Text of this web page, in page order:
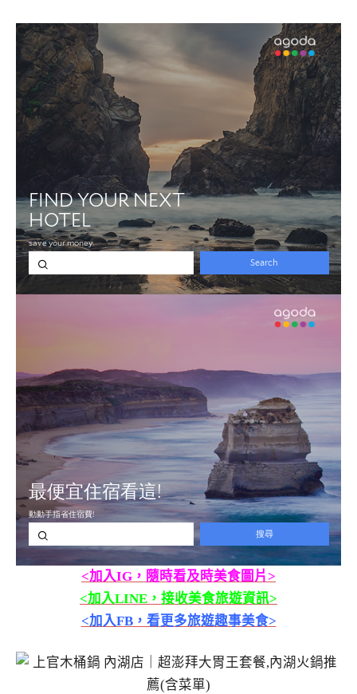
<加入IG，隨時看及時美食圖片>
<加入LINE，接收美食旅遊資訊>
<加入FB，看更多旅遊趣事美食>